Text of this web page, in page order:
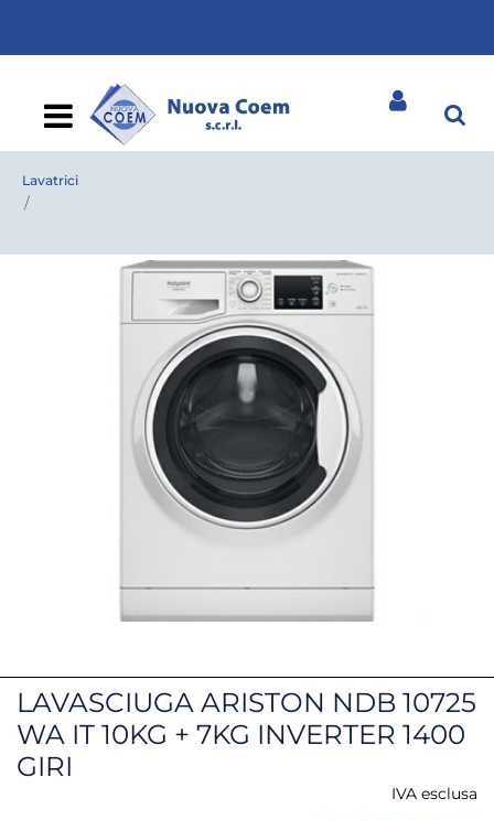
Open
Lavatrici
LAVASCIUGA ARISTON NDB 10725
WA IT 10KG + 7KG INVERTER 1400
GIRI
IVA esclusa